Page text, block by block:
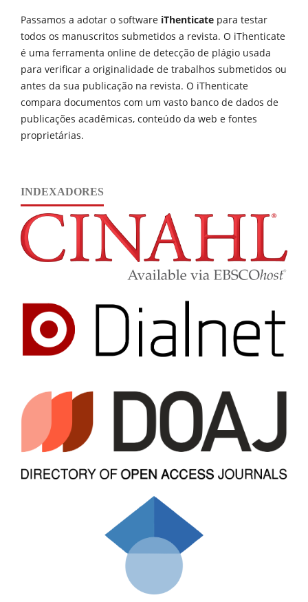
Passamos a adotar o software iThenticate para testar
todos os manuscritos submetidos a revista. O iThenticate
é uma ferramenta online de detecção de plágio usada
para verificar a originalidade de trabalhos submetidos ou
antes da sua publicação na revista. O iThenticate
compara documentos com um vasto banco de dados de
publicações acadêmicas, conteúdo da web e fontes
proprietárias.
INDEXADORES